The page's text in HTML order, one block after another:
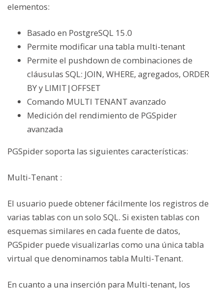
elementos:
Basado en PostgreSQL 15.0
Permite modificar una tabla multi-tenant
Permite el pushdown de combinaciones de
cláusulas SQL: JOIN, WHERE, agregados, ORDER
BY y LIMIT|OFFSET
Comando MULTI TENANT avanzado
Medición del rendimiento de PGSpider
avanzada
PGSpider soporta las siguientes características:
Multi-Tenant :
El usuario puede obtener fácilmente los registros de
varias tablas con un solo SQL. Si existen tablas con
esquemas similares en cada fuente de datos,
PGSpider puede visualizarlas como una única tabla
virtual que denominamos tabla Multi-Tenant.
En cuanto a una inserción para Multi-tenant, los